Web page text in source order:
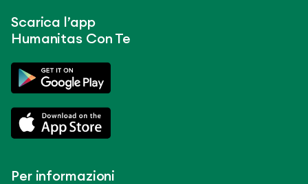
Scarica l’app
Humanitas Con Te
Per informazioni